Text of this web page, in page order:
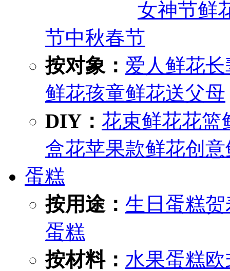
女神节鲜
节中秋春节
按对象： 爱人鲜花长
鲜花孩童鲜花送父母
DIY： 花束鲜花花篮
盒花苹果款鲜花创
蛋糕
按用途： 生日蛋糕
蛋糕
按材料： 水果蛋糕